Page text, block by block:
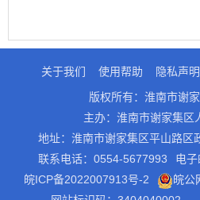
关于我们 使用帮助 隐私声明
版权所有：淮南市谢
主办：淮南市谢家集区
地址：淮南市谢家集区平山路区
联系电话：0554-5677993
电
皖ICP备2022007913号-2
皖公